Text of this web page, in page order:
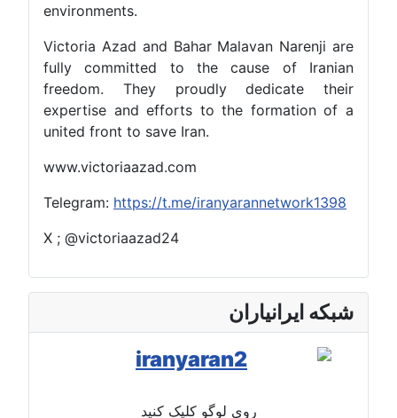
environments.
Victoria Azad and Bahar Malavan Narenji are
fully committed to the cause of Iranian
freedom. They proudly dedicate their
expertise and efforts to the formation of a
united front to save Iran.
www.victoriaazad.com
Telegram: https://t.me/iranyarannetwork1398
X ; @victoriaazad24
شبکه ایرانیاران
روی لوگو کلیک کنید